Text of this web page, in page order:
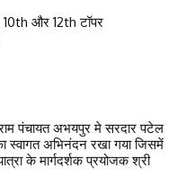
और 12th टॉपर
पंचायत अभयपुर मे सरदार पटेल
स्वागत अभिनंदन रखा गया जिसमें
के मार्गदर्शक प्रयोजक श्री